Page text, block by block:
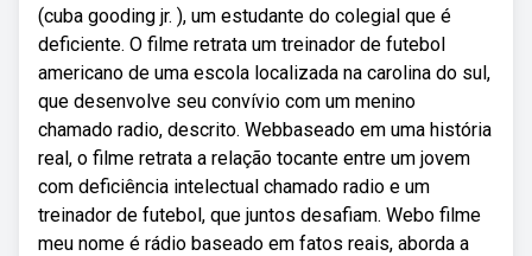
(cuba gooding jr. ), um estudante do colegial que é
deficiente. O filme retrata um treinador de futebol
americano de uma escola localizada na carolina do sul,
que desenvolve seu convívio com um menino
chamado radio, descrito. Webbaseado em uma história
real, o filme retrata a relação tocante entre um jovem
com deficiência intelectual chamado radio e um
treinador de futebol, que juntos desafiam. Webo filme
meu nome é rádio baseado em fatos reais, aborda a